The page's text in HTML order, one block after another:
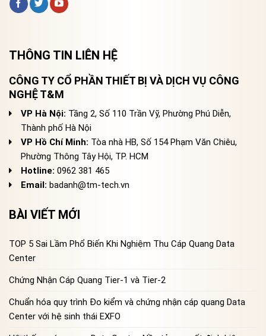
THÔNG TIN LIÊN HỆ
CÔNG TY CỔ PHẦN THIẾT BỊ VÀ DỊCH VỤ CÔNG
NGHỆ T&M
VP Hà Nội: Tầng 2, Số 110 Trần Vỹ, Phường Phú Diễn,
Thành phố Hà Nội
VP Hồ Chí Minh: Tòa nhà HB, Số 154 Phạm Văn Chiêu,
Phường Thông Tây Hội, TP. HCM
Hotline: 0962 381 465
Email: badanh@tm-tech.vn
BÀI VIẾT MỚI
TOP 5 Sai Lầm Phổ Biến Khi Nghiệm Thu Cáp Quang Data
Center
Chứng Nhận Cáp Quang Tier-1 và Tier-2
Chuẩn hóa quy trình Đo kiểm và chứng nhận cáp quang Data
Center với hệ sinh thái EXFO